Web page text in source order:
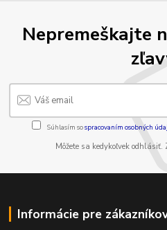
Nepremeškajte
Súhlasím sospracovaním osobných
Môžete sa kedykoľvek
Informácie pre